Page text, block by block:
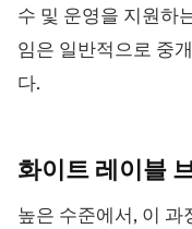
수 및 운영을 지원하
임은 일반적으로 중
다.
화이트 레이블
높은 수준에서, 이 과